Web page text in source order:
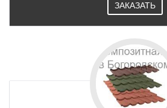
ЗАКАЗАТЬ